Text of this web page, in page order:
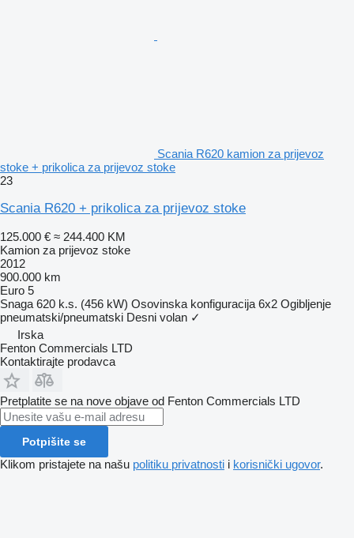
Scania R620 kamion za prijevoz
stoke + prikolica za prijevoz stoke
23
Scania R620 + prikolica za prijevoz stoke
125.000 € ≈ 244.400 KM
Kamion za prijevoz stoke
2012
900.000 km
Euro 5
Snaga 620 k.s. (456 kW) Osovinska konfiguracija 6x2 Ogibljenje
pneumatski/pneumatski Desni volan ✓
Irska
Fenton Commercials LTD
Kontaktirajte prodavca
Pretplatite se na nove objave od Fenton Commercials LTD
Potpišite se
Klikom pristajete na našu politiku privatnosti i korisnički ugovor.